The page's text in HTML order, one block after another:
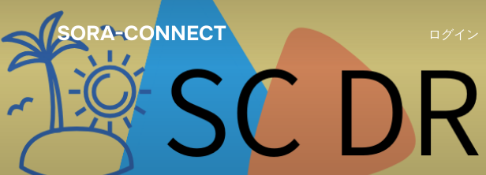
SORA-CONNECT ログイン